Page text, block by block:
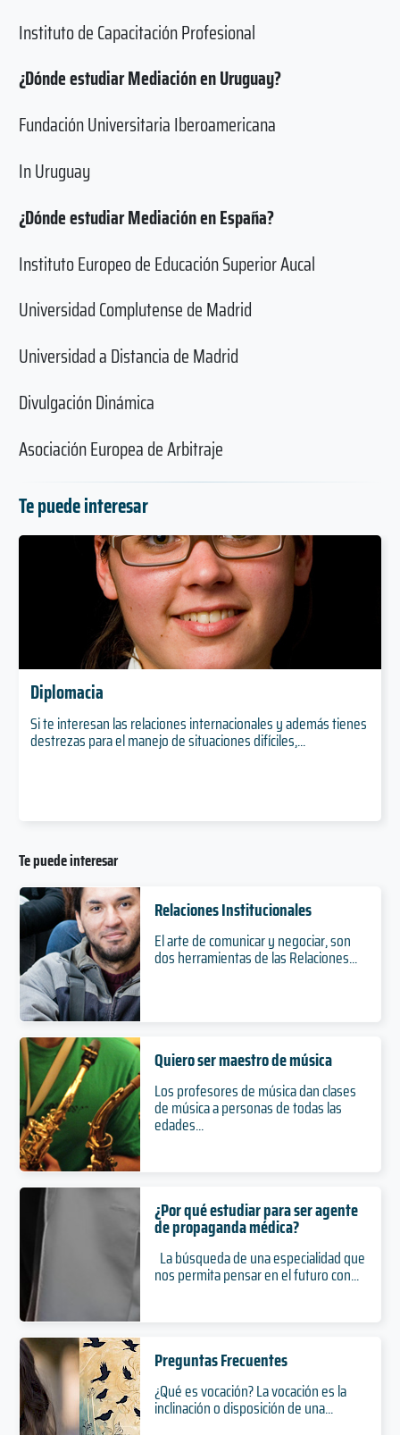
Instituto de Capacitación Profesional
¿Dónde estudiar Mediación en Uruguay?
Fundación Universitaria Iberoamericana
In Uruguay
¿Dónde estudiar Mediación en España?
Instituto Europeo de Educación Superior Aucal
Universidad Complutense de Madrid
Universidad a Distancia de Madrid
Divulgación Dinámica
Asociación Europea de Arbitraje
Te puede interesar
Diplomacia
Si te interesan las relaciones internacionales y además tienes
destrezas para el manejo de situaciones difíciles,...
Te puede interesar
Relaciones Institucionales
El arte de comunicar y negociar, son
dos herramientas de las Relaciones...
Quiero ser maestro de música
Los profesores de música dan clases
de música a personas de todas las
edades...
¿Por qué estudiar para ser agente
de propaganda médica?
La búsqueda de una especialidad que
nos permita pensar en el futuro con...
Preguntas Frecuentes
¿Qué es vocación? La vocación es la
inclinación o disposición de una...